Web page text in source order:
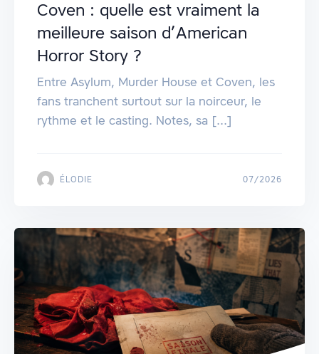
Coven : quelle est vraiment la
meilleure saison d’American
Horror Story ?
Entre Asylum, Murder House et Coven, les
fans tranchent surtout sur la noirceur, le
rythme et le casting. Notes, sa [...]
ÉLODIE 07/2026